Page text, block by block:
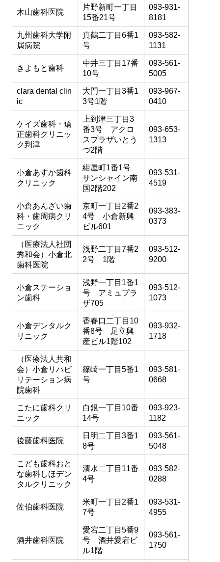
木山歯科医院
片野新町一丁目
15番21号
093-931-
8181
九州歯科大学附
属病院
真鶴二丁目6番1
号
093-582-
1131
きよもと歯科
中井三丁目17番
10号
093-561-
5005
clara dental clin
ic
大門一丁目3番1
3号1階
093-967-
0410
ケイズ歯科・矯
正歯科クリニッ
ク到津
上到津三丁目3
番3号 アクロ
スプラザいとう
づ2階
093-653-
1313
小倉あすか歯科
クリニック
紺屋町1番1号
サンシャイン南
国2階202
093-531-
4519
小倉あんざい歯
科・歯周病クリ
ニック
京町一丁目2番2
4号 小倉新興
ビル601
093-383-
0373
（医療法人社団
秀和会）小倉北
歯科医院
浅野二丁目7番2
2号 1階
093-512-
9200
小倉ステーショ
ン歯科
浅野一丁目1番1
号 アミュプラ
ザ705
093-512-
1073
小倉デンタルク
リニック
香春口二丁目10
番8号 足立興
産ビル1階102
093-932-
1718
（医療法人共和
会）小倉リハビ
リテーション病
院歯科
篠崎一丁目5番1
号
093-581-
0668
こたに歯科クリ
ニック
白銀一丁目10番
14号
093-923-
1182
後藤歯科医院
日明二丁目3番1
8号
093-561-
5048
こども歯科おと
な歯科しほデン
タルクリニック
清水二丁目11番
4号
093-582-
0288
佐伯歯科医院
米町一丁目2番1
7号
093-531-
4955
酒井歯科医院
愛宕二丁目5番9
号 酒井愛宕ビ
ル1階
093-561-
1750